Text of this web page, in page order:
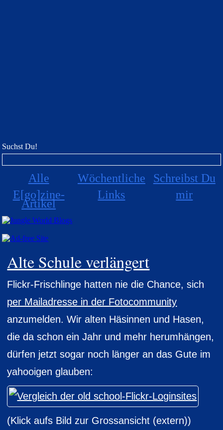
Alte Schule verlängert
Flickr-Frischlinge hatten nie die Chance, sich
per Mailadresse in der Fotocommunity
anzumelden. Wir alten Häsinnen und Hasen,
die da schon ein Jahr und mehr herumhängen,
dürfen jetzt sogar noch länger an das Gute im
yahooigen glauben:
(Klick aufs Bild zur Grossansicht (extern))
Suchst Du!
Alle
E[go]zine-
Artikel
Wöchentliche
Links
Schreibst Du
mir